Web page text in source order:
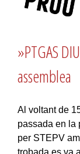
»PTGAS
assemblea
Al voltant de
passada en la
per STEPV